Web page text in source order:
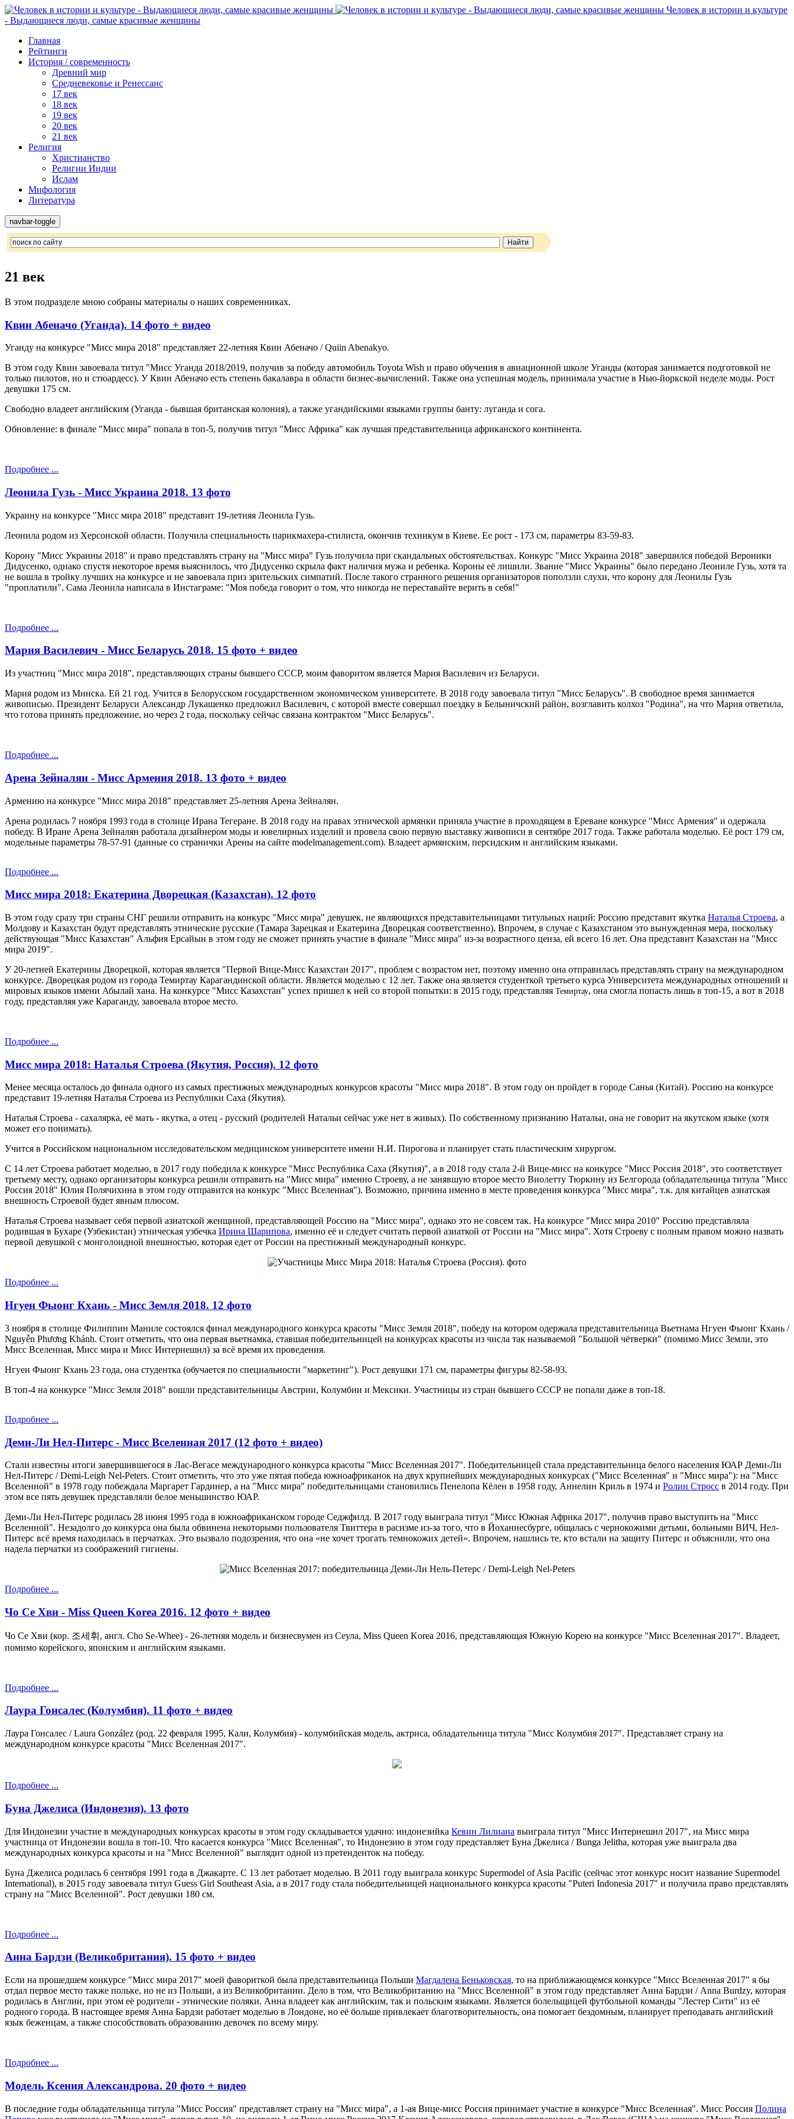
Человек в истории и культуре
- Выдающиеся люди, самые красивые женщины
Главная
Рейтинги
История / современность
Древний мир
Средневековье и Ренессанс
17 век
18 век
19 век
20 век
21 век
Религия
Христианство
Религии Индии
Ислам
Мифология
Литература
navbar-toggle
21 век
В этом подразделе мною собраны материалы о наших современниках.
Квин Абеначо (Уганда). 14 фото + видео
Уганду на конкурсе "Мисс мира 2018" представляет 22-летняя Квин Абеначо / Quiin Abenakyo.
В этом году Квин завоевала титул "Мисс Уганда 2018/2019, получив за победу автомобиль Toyota Wish и право обучения в авиационной школе Уганды (которая занимается подготовкой не
только пилотов, но и стюардесс). У Квин Абеначо есть степень бакалавра в области бизнес-вычислений. Также она успешная модель, принимала участие в Нью-йоркской неделе моды. Рост
девушки 175 см.
Свободно владеет английским (Уганда - бывшая британская колония), а также угандийскими языками группы банту: луганда и сога.
Обновление: в финале "Мисс мира" попала в топ-5, получив титул "Мисс Африка" как лучшая представительница африканского континента.
Подробнее ...
Леонила Гузь - Мисс Украина 2018. 13 фото
Украину на конкурсе "Мисс мира 2018" представит 19-летняя Леонила Гузь.
Леонила родом из Херсонской области. Получила специальность парикмахера-стилиста, окончив техникум в Киеве. Ее рост - 173 см, параметры 83-59-83.
Корону "Мисс Украины 2018" и право представлять страну на "Мисс мира" Гузь получила при скандальных обстоятельствах. Конкурс "Мисс Украина 2018" завершился победой Вероники
Дидусенко, однако спустя некоторое время выяснилось, что Дидусенко скрыла факт наличия мужа и ребенка. Короны её лишили. Звание "Мисс Украины" было передано Леониле Гузь, хотя та
не вошла в тройку лучших на конкурсе и не завоевала приз зрительских симпатий. После такого странного решения организаторов поползли слухи, что корону для Леонилы Гузь
"проплатили". Сама Леонила написала в Инстаграме: "Моя победа говорит о том, что никогда не переставайте верить в себя!"
Подробнее ...
Мария Василевич - Мисс Беларусь 2018. 15 фото + видео
Из участниц "Мисс мира 2018", представляющих страны бывшего СССР, моим фаворитом является Мария Василевич из Беларуси.
Мария родом из Минска. Ей 21 год. Учится в Белорусском государственном экономическом университете. В 2018 году завоевала титул "Мисс Беларусь". В свободное время занимается
живописью. Президент Беларуси Александр Лукашенко предложил Василевич, с которой вместе совершал поездку в Белыничский район, возглавить колхоз "Родина", на что Мария ответила,
что готова принять предложение, но через 2 года, поскольку сейчас связана контрактом "Мисс Беларусь".
Подробнее ...
Арена Зейналян - Мисс Армения 2018. 13 фото + видео
Армению на конкурсе "Мисс мира 2018" представляет 25-летняя Арена Зейналян.
Арена родилась 7 ноября 1993 года в столице Ирана Тегеране. В 2018 году на правах этнической армянки приняла участие в проходящем в Ереване конкурсе "Мисс Армения" и одержала
победу. В Иране Арена Зейналян работала дизайнером моды и ювелирных изделий и провела свою первую выставку живописи в сентябре 2017 года. Также работала моделью. Её рост 179 см,
модельные параметры 78-57-91 (данные со странички Арены на сайте modelmanagement.com). Владеет армянским, персидским и английским языками.
Подробнее ...
Мисс мира 2018: Екатерина Дворецкая (Казахстан). 12 фото
В этом году сразу три страны СНГ решили отправить на конкурс "Мисс мира" девушек, не являющихся представительницами титульных наций: Россию представит якутка Наталья Строева, а
Молдову и Казахстан будут представлять этнические русские (Тамара Зарецкая и Екатерина Дворецкая соответственно). Впрочем, в случае с Казахстаном это вынужденная мера, поскольку
действующая "Мисс Казахстан" Альфия Ерсайын в этом году не сможет принять участие в финале "Мисс мира" из-за возрастного ценза, ей всего 16 лет. Она представит Казахстан на "Мисс
мира 2019".
У 20-летней Екатерины Дворецкой, которая является "Первой Вице-Мисс Казахстан 2017", проблем с возрастом нет, поэтому именно она отправилась представлять страну на международном
конкурсе. Дворецкая родом из города Темиртау Карагандинской области. Является моделью с 12 лет. Также она является студенткой третьего курса Университета международных отношений и
мировых языков имени Абылай хана. На конкурсе "Мисс Казахстан" успех пришел к ней со второй попытки: в 2015 году, представляя Темиртау, она смогла попасть лишь в топ-15, а вот в 2018
году, представляя уже Караганду, завоевала второе место.
Подробнее ...
Мисс мира 2018: Наталья Строева (Якутия, Россия). 12 фото
Менее месяца осталось до финала одного из самых престижных международных конкурсов красоты "Мисс мира 2018". В этом году он пройдет в городе Санья (Китай). Россию на конкурсе
представит 19-летняя Наталья Строева из Республики Саха (Якутия).
Наталья Строева - сахалярка, её мать - якутка, а отец - русский (родителей Натальи сейчас уже нет в живых). По собственному признанию Натальи, она не говорит на якутском языке (хотя
может его понимать).
Учится в Российском национальном исследовательском медицинском университете имени Н.И. Пирогова и планирует стать пластическим хирургом.
С 14 лет Строева работает моделью, в 2017 году победила к конкурсе "Мисс Республика Саха (Якутия)", а в 2018 году стала 2-й Вице-мисс на конкурсе "Мисс Россия 2018", это соответствует
третьему месту, однако организаторы конкурса решили отправить на "Мисс мира" именно Строеву, а не занявшую второе место Виолетту Тюркину из Белгорода (обладательница титула "Мисс
Россия 2018" Юлия Полячихина в этом году отправится на конкурс "Мисс Вселенная"). Возможно, причина именно в месте проведения конкурса "Мисс мира", т.к. для китайцев азиатская
внешность Строевой будет явным плюсом.
Наталья Строева называет себя первой азиатской женщиной, представляющей Россию на "Мисс мира", однако это не совсем так. На конкурсе "Мисс мира 2010" Россию представляла
родившая в Бухаре (Узбекистан) этническая узбечка Ирина Шарипова, именно её и следует считать первой азиаткой от России на "Мисс мира". Хотя Строеву с полным правом можно назвать
первой девушкой с монголоидной внешностью, которая едет от России на престижный международный конкурс.
Подробнее ...
Нгуен Фыонг Кхань - Мисс Земля 2018. 12 фото
3 ноября в столице Филиппин Маниле состоялся финал международного конкурса красоты "Мисс Земля 2018", победу на котором одержала представительница Вьетнама Нгуен Фыонг Кхань /
Nguyễn Phương Khánh. Стоит отметить, что она первая вьетнамка, ставшая победительницей на конкурсах красоты из числа так называемой "Большой чётверки" (помимо Мисс Земли, это
Мисс Вселенная, Мисс мира и Мисс Интернешнл) за всё время их проведения.
Нгуен Фыонг Кхань 23 года, она студентка (обучается по специальности "маркетинг"). Рост девушки 171 см, параметры фигуры 82-58-93.
В топ-4 на конкурсе "Мисс Земля 2018" вошли представительницы Австрии, Колумбии и Мексики. Участницы из стран бывшего СССР не попали даже в топ-18.
Подробнее ...
Деми-Ли Нел-Питерс - Мисс Вселенная 2017 (12 фото + видео)
Стали известны итоги завершившегося в Лас-Вегасе международного конкурса красоты "Мисс Вселенная 2017". Победительницей стала представительница белого населения ЮАР Деми-Ли
Нел-Питерс / Demi-Leigh Nel-Peters. Стоит отметить, что это уже пятая победа южноафриканок на двух крупнейших международных конкурсах ("Мисс Вселенная" и "Мисс мира"): на "Мисс
Вселенной" в 1978 году побеждала Маргарет Гардинер, а на "Мисс мира" победительницами становились Пенелопа Кёлен в 1958 году, Аннелин Криль в 1974 и Ролин Стросс в 2014 году. При
этом все пять девушек представляли белое меньшинство ЮАР.
Деми-Ли Нел-Питерс родилась 28 июня 1995 года в южноафриканском городе Седжфилд. В 2017 году выиграла титул "Мисс Южная Африка 2017", получив право выступить на "Мисс
Вселенной". Незадолго до конкурса она была обвинена некоторыми пользователя Твиттера в расизме из-за того, что в Йоханнесбурге, общалась с чернокожими детьми, больными ВИЧ, Нел-
Питерс всё время находилась в перчатках. Это вызвало подозрения, что она «не хочет трогать темнокожих детей». Впрочем, нашлись те, кто встали на защиту Питерс и объяснили, что она
надела перчатки из соображений гигиены.
Подробнее ...
Чо Ce Хви - Miss Queen Korea 2016. 12 фото + видео
Чо Ce Хви (кор. 조세휘, англ. Cho Se-Whee) - 26-летняя модель и бизнесвумен из Сеула, Miss Queen Korea 2016, представляющая Южную Корею на конкурсе "Мисс Вселенная 2017". Владеет,
помимо корейского, японским и английским языками.
Подробнее ...
Лаура Гонсалес (Колумбия). 11 фото + видео
Лаура Гонсалес / Laura González (род. 22 февраля 1995, Кали, Колумбия) - колумбийская модель, актриса, обладательница титула "Мисс Колумбия 2017". Представляет страну на
международном конкурсе красоты "Мисс Вселенная 2017".
Подробнее ...
Буна Джелиcа (Индонезия). 13 фото
Для Индонезии участие в международных конкурсах красоты в этом году складывается удачно: индонезийка Кевин Лилиана выиграла титул "Мисс Интернешнл 2017", на Мисс мира
участница от Индонезии вошла в топ-10. Что касается конкурса "Мисс Вселенная", то Индонезию в этом году представляет Буна Джелиcа / Bunga Jelitha, которая уже выиграла два
международных конкурса красоты и на "Мисс Вселенной" выглядит одной из претенденток на победу.
Буна Джелиcа родилась 6 сентября 1991 года в Джакарте. С 13 лет работает моделью. В 2011 году выиграла конкурс Supermodel of Asia Pacific (сейчас этот конкурс носит название Supermodel
International), в 2015 году завоевала титул Guess Girl Southeast Asia, а в 2017 году стала победительницей национального конкурса красоты "Puteri Indonesia 2017" и получила право представлять
страну на "Мисс Вселенной". Рост девушки 180 см.
Подробнее ...
Анна Бардзи (Великобритания). 15 фото + видео
Если на прошедшем конкурсе "Мисс мира 2017" моей фавориткой была представительница Польши Магдалена Беньковская, то на приближающемся конкурсе "Мисс Вселенная 2017" я бы
отдал первое место также польке, но не из Польши, а из Великобритании. Дело в том, что Великобританию на "Мисс Вселенной" в этом году представляет Анна Бардзи / Anna Burdzy, которая
родилась в Англии, при этом её родители - этнические поляки. Анна владеет как английским, так и польским языками. Является болельщицей футбольной команды "Лестер Сити" из её
родного города. В настоящее время Анна Бардзи работает моделью в Лондоне, но её больше привлекает благотворительность, она помогает бездомным, планирует преподавать английский
язык беженцам, а также способствовать образованию девочек по всему миру.
Подробнее ...
Модель Ксения Александрова. 20 фото + видео
В последние годы обладательница титула "Мисс Россия" представляет страну на "Мисс мира", а 1-ая Вице-мисс Россия принимает участие в конкурсе "Мисс Вселенная". Мисс Россия Полина